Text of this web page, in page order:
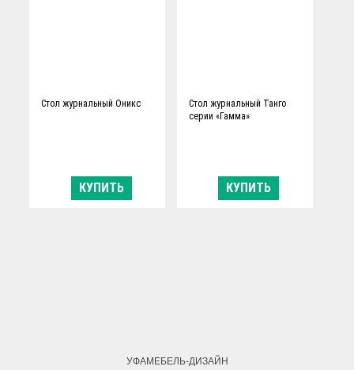
Стол журнальный Оникс
КУПИТЬ
Стол журнальный Танго
серии «Гамма»
КУПИТЬ
УФАМЕБЕЛЬ-ДИЗАЙН